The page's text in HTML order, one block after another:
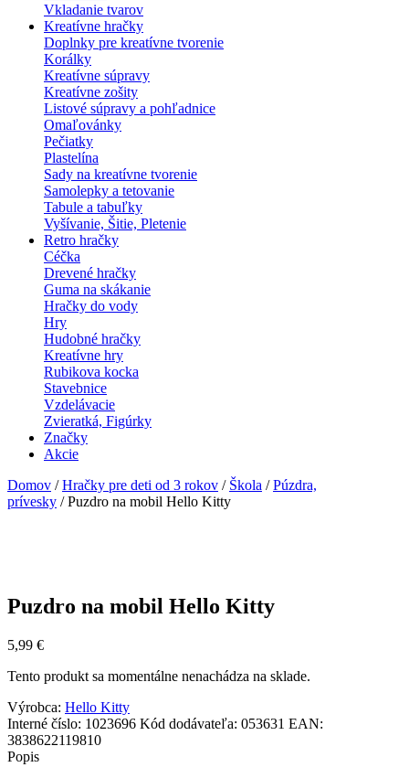
Vkladanie tvarov
Kreatívne hračky
Doplnky pre kreatívne tvorenie
Korálky
Kreatívne súpravy
Kreatívne zošity
Listové súpravy a pohľadnice
Omaľovánky
Pečiatky
Plastelína
Sady na kreatívne tvorenie
Samolepky a tetovanie
Tabule a tabuľky
Vyšívanie, Šitie, Pletenie
Retro hračky
Céčka
Drevené hračky
Guma na skákanie
Hračky do vody
Hry
Hudobné hračky
Kreatívne hry
Rubikova kocka
Stavebnice
Vzdelávacie
Zvieratká, Figúrky
Značky
Akcie
Domov /Hračky pre deti od 3 rokov / Škola /Púzdra,
prívesky / Puzdro na mobil Hello Kitty
Puzdro na mobil Hello Kitty
5,99 €
Tento produkt sa momentálne nenachádza na sklade.
Výrobca: Hello Kitty
Interné číslo: 1023696 Kód dodávateľa: 053631 EAN:
3838622119810
Popis